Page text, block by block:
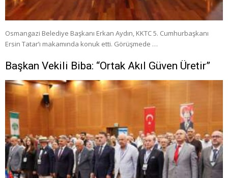
Osmangazi Belediye Başkanı Erkan Aydın, KKTC 5. Cumhurbaşkanı
Ersin Tatar’ı makamında konuk etti. Görüşmede …
Başkan Vekili Biba: “Ortak Akıl Güven Üretir”